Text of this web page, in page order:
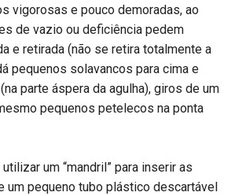
vigorosas e pouco demoradas, ao
de vazio ou deficiência pedem
e retirada (não se retira totalmente a
pequenos solavancos para cima e
parte áspera da agulha), giros de um
pequenos petelecos na ponta
um “mandril” para inserir as
um pequeno tubo plástico descartável